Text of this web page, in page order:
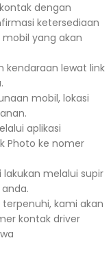
dengan
ketersediaan
yang akan
kendaraan lewat link
mobil, lokasi
aplikasi
Photo ke nomer
melalui supir
kami akan
kontak driver